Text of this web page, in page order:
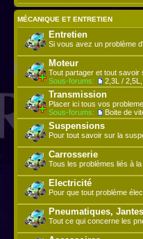
MÉCANIQUE ET ENTRETIEN
Entretien
Si vous avez un problème
Moteur
Tout partager et tout savoir
Sous-forums:
2,3L / 2,5L
Transmission
Placer ici tous vos
Sous-forums:
Boite de
Suspensions
Pour tout savoir sur la
Carrosserie
Tous les problèmes liés à
Electricité
Pour que tout problème
Pneumatiques,
Tout ce qui concerne les